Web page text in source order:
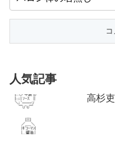
人気記事
高杉